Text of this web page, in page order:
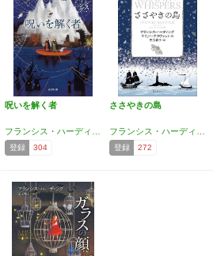
呪いを解く者
登録 304
ささやきの島
登録 272